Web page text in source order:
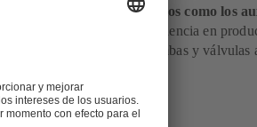
para los procesos primarios como los
Gracias a su dilatada experiencia en
posición de ofrecer las bombas y